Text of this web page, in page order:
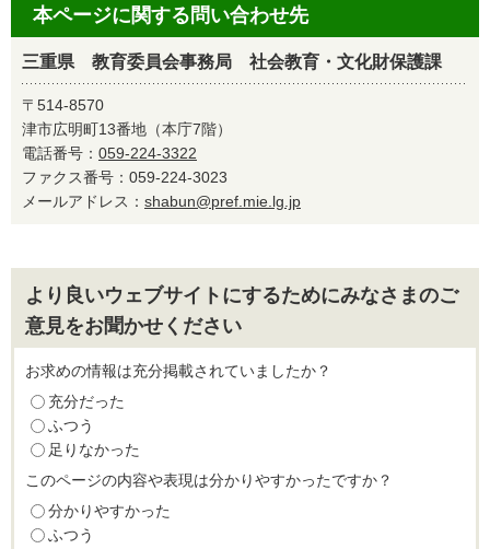
本ページに関する問い合わせ先
三重県 教育委員会事務局 社会教育・文化財保護課
〒514-8570
津市広明町13番地（本庁7階）
電話番号： 059-224-3322
ファクス番号：059-224-3023
メールアドレス： shabun@pref.mie.lg.jp
より良いウェブサイトにするためにみなさまのご
意見をお聞かせください
お求めの情報は充分掲載されていましたか？
充分だった
ふつう
足りなかった
このページの内容や表現は分かりやすかったですか？
分かりやすかった
ふつう